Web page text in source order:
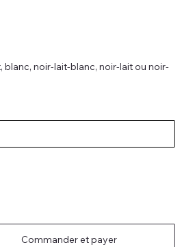
blanc, noir-lait-blanc, noir-lait ou noir-
Commander et payer